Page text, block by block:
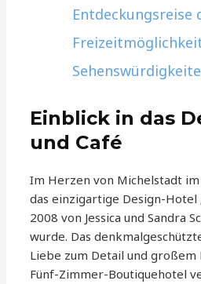
Entdeckungsreise
Einblick in das
und Café
Im Herzen von Michelstadt
das einzigartige Design-Hotel
2008 von Jessica und Sandra
wurde. Das
Liebe zum Detail und großem
Fünf-Zimmer-Boutiquehotel